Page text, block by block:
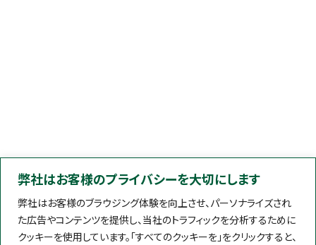
弊社はお客様のプライバシーを大切にします
弊社はお客様のブラウジング体験を向上させ、パーソナライズされ
た広告やコンテンツを提供し、当社のトラフィックを分析するために
クッキーを使用しています。「すべてのクッキーを」をクリックすると、